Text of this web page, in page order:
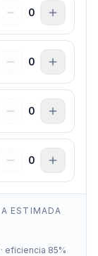
0
0
0
0
ESTIMADA
eficiencia 85%